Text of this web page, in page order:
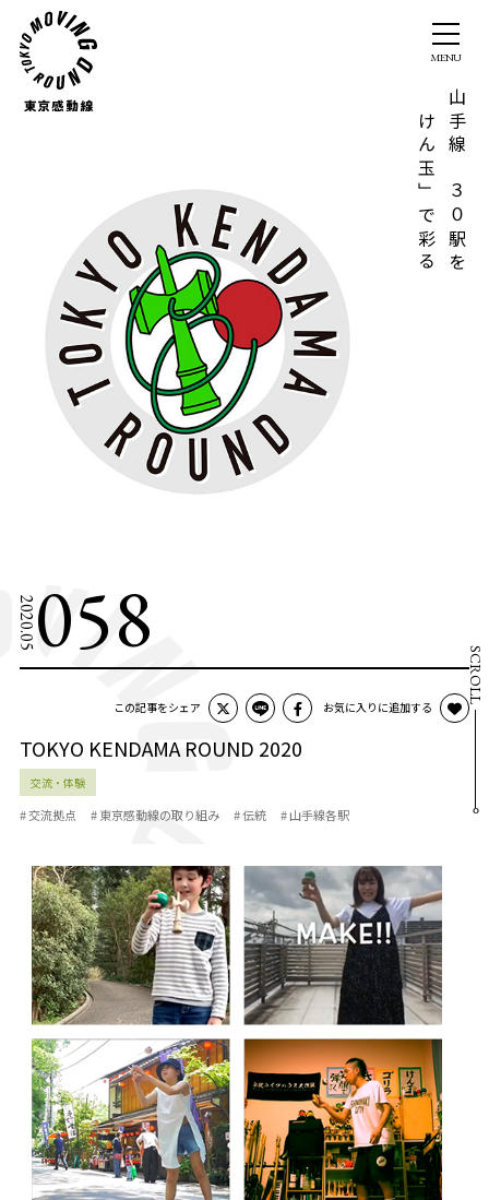
山手線の３０駅を
「けん玉」で彩る
2020.05058
この記事をシェア お気に入りに追加する
TOKYO KENDAMA ROUND 2020
交流・体験
# 交流拠点 # 東京感動線の取り組み # 伝統 # 山手線各駅
SCROLL